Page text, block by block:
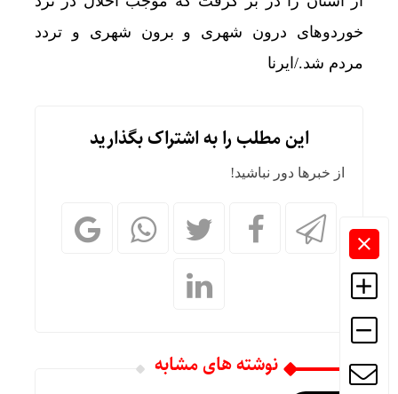
خوردوهای درون شهری و برون شهری و تردد
مردم شد./ایرنا
این مطلب را به اشتراک بگذارید
از خبرها دور نباشید!
نوشته های مشابه